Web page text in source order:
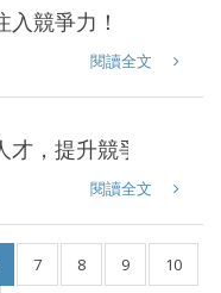
競爭力！
閱讀全文
，提升競爭力！
閱讀全文
7 8 9
10